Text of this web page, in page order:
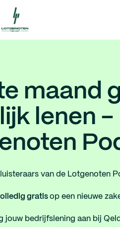
maand
lenen -
van de Lotgenoten
gratis op een nieuwe
jouw bedrijfslening aan bij